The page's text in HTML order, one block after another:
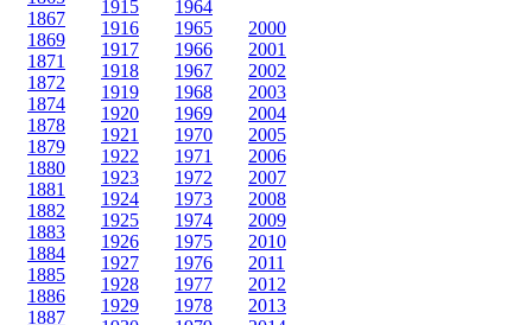
1867
1869
1871
1872
1874
1878
1879
1880
1881
1882
1883
1884
1885
1886
1887
1915
1916
1917
1918
1919
1920
1921
1922
1923
1924
1925
1926
1927
1928
1929
1964
1965
1966
1967
1968
1969
1970
1971
1972
1973
1974
1975
1976
1977
1978
2000
2001
2002
2003
2004
2005
2006
2007
2008
2009
2010
2011
2012
2013